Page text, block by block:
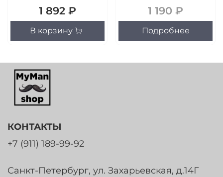
1 892 ₽
В корзину
1 190 ₽
Подробнее
КОНТАКТЫ
+7 (911) 189-99-92
Санкт-Петербург, ул. Захарьевская, д.14Г